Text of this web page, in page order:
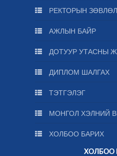
РЕКТОРЫН
АЖЛЫН БАЙР
ДОТУУР УТАСНЫ
ДИПЛОМ ШАЛГАХ
ТЭТГЭЛЭГ
МОНГОЛ ХЭЛНИЙ
ХОЛБОО БАРИХ
ХОЛБОО